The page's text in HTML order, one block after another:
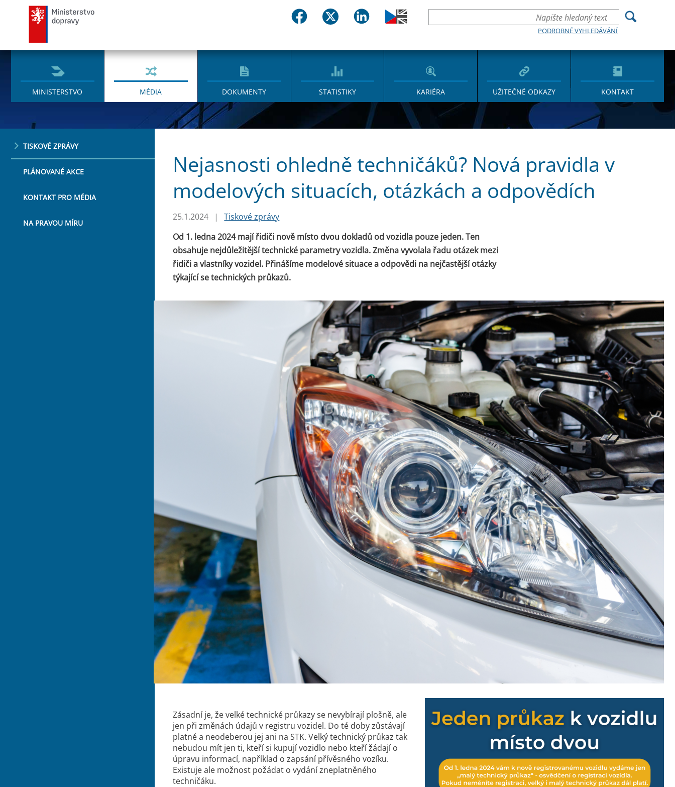
PODROBNÉ VYHLEDÁVÁNÍ
MINISTERSTVO MÉDIA DOKUMENTY STATISTIKY KARIÉRA UŽITEČNÉ ODKAZY KONTAKT
TISKOVÉ ZPRÁVY
PLÁNOVANÉ AKCE
KONTAKT PRO MÉDIA
NA PRAVOU MÍRU
Nejasnosti ohledně techničáků? Nová pravidla v
modelových situacích, otázkách a odpovědích
25.1.2024 |
Tiskové zprávy
Od 1. ledna 2024 mají řidiči nově místo dvou dokladů od vozidla pouze jeden. Ten
obsahuje nejdůležitější technické parametry vozidla. Změna vyvolala řadu otázek mezi
řidiči a vlastníky vozidel. Přinášíme modelové situace a odpovědi na nejčastější otázky
týkající se technických průkazů.
Zásadní je, že velké technické průkazy se nevybírají plošně, ale
jen při změnách údajů v registru vozidel. Do té doby zůstávají
platné a neodeberou jej ani na STK. Velký technický průkaz tak
nebudou mít jen ti, kteří si kupují vozidlo nebo kteří žádají o
úpravu informací, například o zapsání přívěsného vozíku.
Existuje ale možnost požádat o vydání zneplatněného
techničáku.